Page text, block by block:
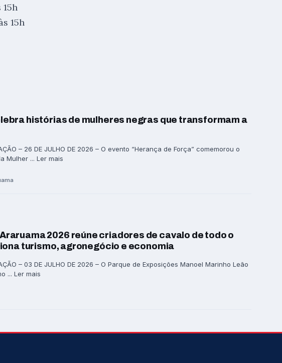
15h
histórias de mulheres negras que transformam a
– 26 DE JULHO DE 2026 – O evento “Herança de Força” comemorou o
Mulher ... Ler mais
Araruama 2026 reúne criadores de cavalo de todo o
turismo, agronegócio e economia
– 03 DE JULHO DE 2026 – O Parque de Exposições Manoel Marinho Leão
... Ler mais